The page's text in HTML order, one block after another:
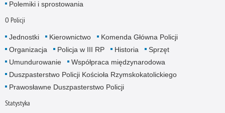
Polemiki i sprostowania
O Policji
Jednostki Kierownictwo
Komenda Główna Policji
Organizacja
Policja w III RP Historia
Sprzęt
Umundurowanie
Współpraca międzynarodowa
Duszpasterstwo Policji Kościoła Rzymskokatolickiego
Prawosławne Duszpasterstwo Policji
Statystyka